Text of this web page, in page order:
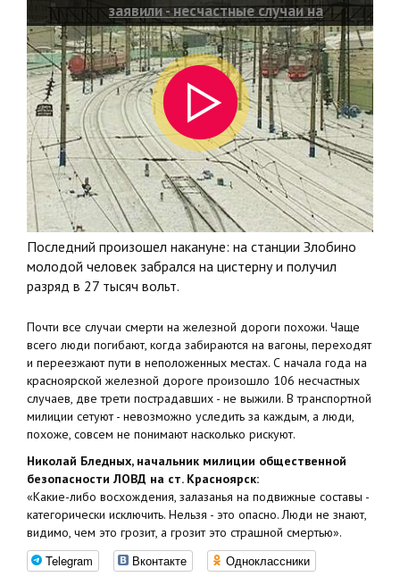
заявили - несчастные случаи на
железной дороге участились, за
месяц их зафиксировали уже три
Последний произошел накануне: на станции Злобино
молодой человек забрался на цистерну и получил
разряд в 27 тысяч вольт.
Почти все случаи смерти на железной дороги похожи. Чаще
всего люди погибают, когда забираются на вагоны, переходят
и переезжают пути в неположенных местах. С начала года на
красноярской железной дороге произошло 106 несчастных
случаев, две трети пострадавших - не выжили. В транспортной
милиции сетуют - невозможно уследить за каждым, а люди,
похоже, совсем не понимают насколько рискуют.
Николай Бледных, начальник милиции общественной
безопасности ЛОВД на ст. Красноярск:
«Какие-либо восхождения, залазанья на подвижные составы -
категорически исключить. Нельзя - это опасно. Люди не знают,
видимо, чем это грозит, а грозит это страшной смертью».
Telegram Вконтакте Одноклассники